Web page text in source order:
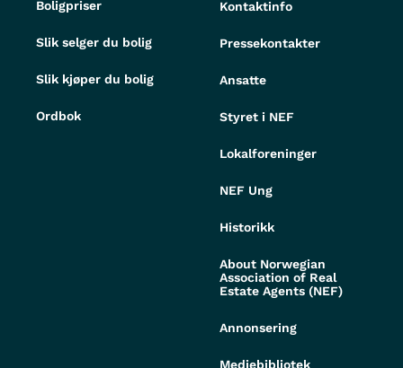
Boligpriser
Slik selger du bolig
Slik kjøper du bolig
Ordbok
Kontaktinfo
Pressekontakter
Ansatte
Styret i NEF
Lokalforeninger
NEF Ung
Historikk
About Norwegian
Association of Real
Estate Agents (NEF)
Annonsering
Mediebibliotek